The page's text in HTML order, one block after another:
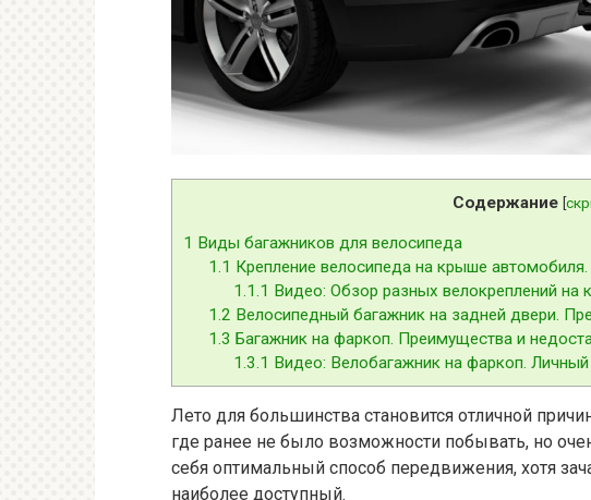
Содержание [
1 Виды багажников для велосипеда
1.1 Крепление велосипеда на крыше
1.1.1 Видео: Обзор разных велокреплений на
1.2 Велосипедный багажник на задней двери.
1.3 Багажник на фаркоп. Преимущества и
1.3.1 Видео: Велобагажник на фаркоп.
Лето для большинства становится отличной
где ранее не было возможности побывать, но
себя оптимальный способ передвижения, хотя
наиболее доступный.